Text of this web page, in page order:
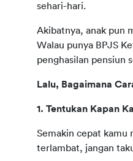
sehari-hari.
Akibatnya, anak pun
Walau punya BPJS
penghasilan pensiun
Lalu, Bagaimana
1. Tentukan Kapan
Semakin cepat kamu
terlambat, jangan